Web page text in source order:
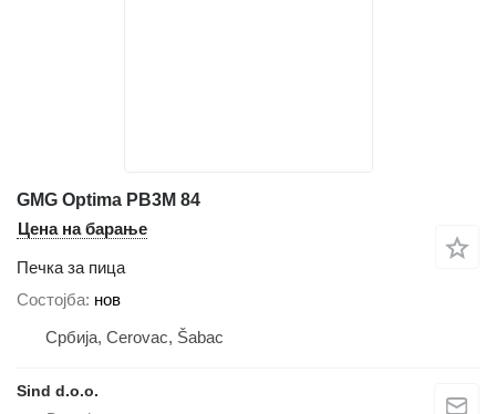
GMG Optima PB3M 84
Цена на барање
Печка за пица
Состојба нов
Србија, Cerovac, Šabac
Sind d.o.o.